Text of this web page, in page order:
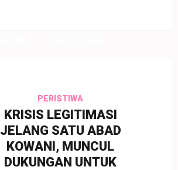
PERISTIWA
KRISIS LEGITIMASI
JELANG SATU ABAD
KOWANI, MUNCUL
DUKUNGAN UNTUK